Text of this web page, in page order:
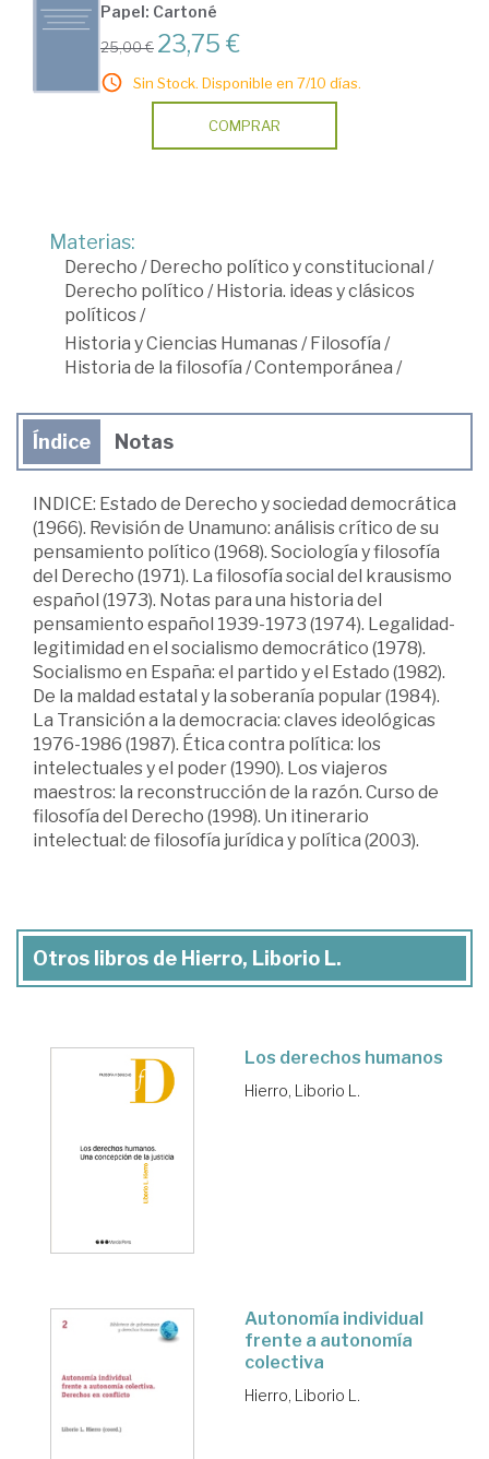
Papel: Cartoné
25,00 € 23,75 €
Sin Stock. Disponible en 7/10 días.
COMPRAR
Materias:
Derecho /Derecho político y constitucional /
Derecho político /Historia. ideas y clásicos
políticos /
Historia y Ciencias Humanas /Filosofía /
Historia de la filosofía /Contemporánea /
Índice Notas
INDICE: Estado de Derecho y sociedad democrática
(1966). Revisión de Unamuno: análisis crítico de su
pensamiento político (1968). Sociología y filosofía
del Derecho (1971). La filosofía social del krausismo
español (1973). Notas para una historia del
pensamiento español 1939-1973 (1974). Legalidad-
legitimidad en el socialismo democrático (1978).
Socialismo en España: el partido y el Estado (1982).
De la maldad estatal y la soberanía popular (1984).
La Transición a la democracia: claves ideológicas
1976-1986 (1987). Ética contra política: los
intelectuales y el poder (1990). Los viajeros
maestros: la reconstrucción de la razón. Curso de
filosofía del Derecho (1998). Un itinerario
intelectual: de filosofía jurídica y política (2003).
Otros libros de Hierro, Liborio L.
Los derechos humanos
Hierro, Liborio L.
Autonomía individual
frente a autonomía
colectiva
Hierro, Liborio L.